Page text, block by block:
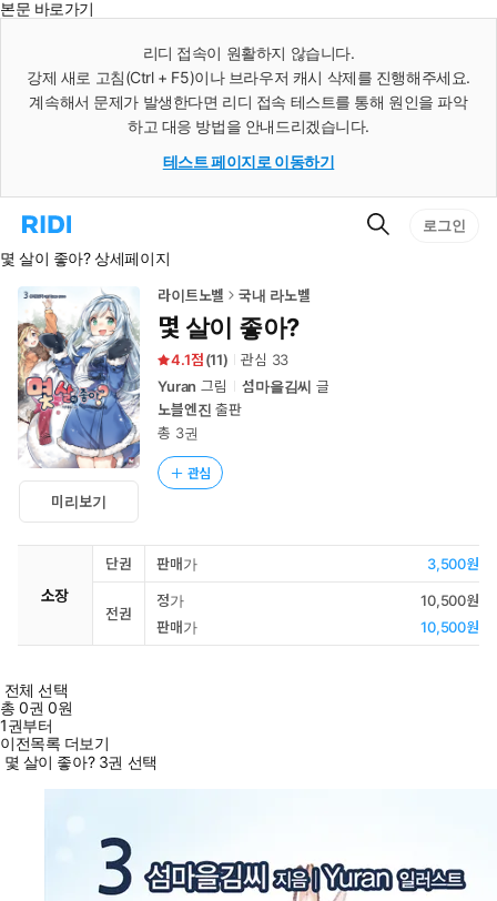
본문 바로가기
리디 접속이 원활하지 않습니다.
강제 새로 고침(Ctrl + F5)이나 브라우저 캐시 삭제를 진행해주세요.
계속해서 문제가 발생한다면 리디 접속 테스트를 통해 원인을 파악
하고 대응 방법을 안내드리겠습니다.
테스트 페이지로 이동하기
리
홈
로
이
동
검
로그인
몇 살이 좋아? 상세페이지
미리보기
라이트노벨 국내 라노벨
몇 살이 좋아?
4.1 (11) 관심 33
Yuran 그림 섬마을김씨 글
노블엔진 출판
총 3권
관심
소장
단권 판매가 3,500원
전권
정가
10,500원
판매가
10,500원
전체 선택
총0권 0원
1권부터
이전목록 더보기
몇 살이 좋아? 3권 선택